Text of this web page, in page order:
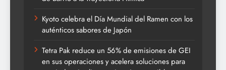
Kyoto celebra el Día Mundial del Ramen con los
auténticos sabores de Japón
Tetra Pak reduce un 56% de emisiones de GEI
en sus operaciones y acelera soluciones para